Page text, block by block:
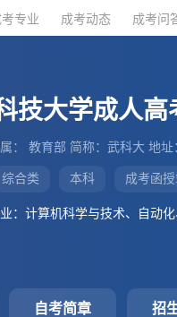
考专业 成考动态 成考问
技大学成人高
： 教育部 简称：武科大 地
综合类 本科 成考函
：计算机科学与技术、自动
自考简章 招
考专业 成考动态 成考问